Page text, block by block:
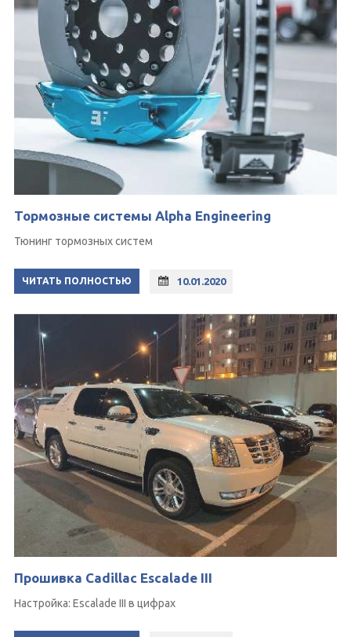
Тормозные системы Alpha Engineering
Тюнинг тормозных систем
ЧИТАТЬ ПОЛНОСТЬЮ 10.01.2020
Прошивка Cadillac Escalade III
Настройка: Escalade III в цифрах